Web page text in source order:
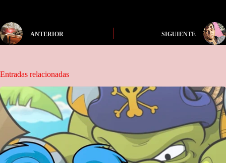
ANTERIOR SIGUIENTE
Entradas relacionadas